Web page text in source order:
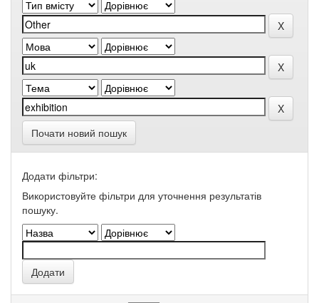
Почати новий пошук
Додати фільтри:
Використовуйте фільтри для уточнення результатів
пошуку.